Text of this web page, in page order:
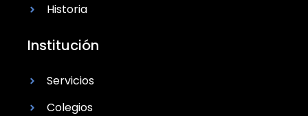
Historia
Institución
Servicios
Colegios